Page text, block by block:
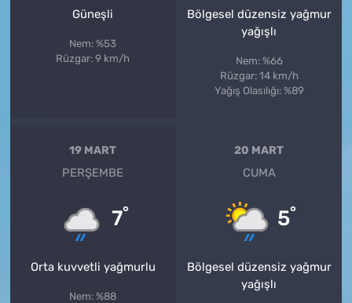
Güneşli
Nem: %53
Rüzgar: 9 km/h
Bölgesel düzensiz yağmur
yağışlı
Nem: %66
Rüzgar: 14 km/h
Yağış Olasılığı: %89
19 MART
PERŞEMBE
7°
Orta kuvvetli yağmurlu
Nem: %88
20 MART
CUMA
5°
Bölgesel düzensiz yağmur
yağışlı